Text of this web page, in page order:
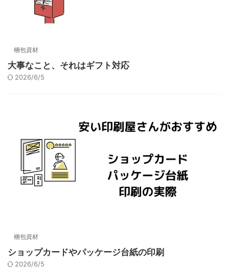
梱包資材
大事なこと、それはギフト対応
2026/6/5
梱包資材
ショップカードやパッケージ台紙の印刷
2026/6/5